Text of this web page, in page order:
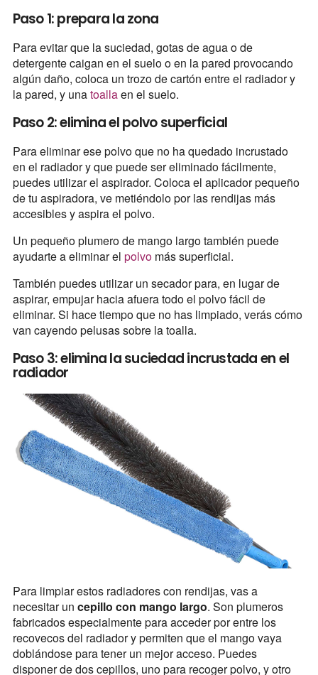
Paso 1: prepara la zona
Para evitar que la suciedad, gotas de agua o de
detergente caigan en el suelo o en la pared provocando
algún daño, coloca un trozo de cartón entre el radiador y
la pared, y unatoallaen el suelo.
Paso 2: elimina el polvo superficial
Para eliminar ese polvo que no ha quedado incrustado
en el radiador y que puede ser eliminado fácilmente,
puedes utilizar el aspirador. Coloca el aplicador pequeño
de tu aspiradora, ve metiéndolo por las rendijas más
accesibles y aspira el polvo.
Un pequeño plumero de mango largo también puede
ayudarte a eliminar el polvomás superficial.
También puedes utilizar un secador para, en lugar de
aspirar, empujar hacia afuera todo el polvo fácil de
eliminar. Si hace tiempo que no has limpiado, verás cómo
van cayendo pelusas sobre la toalla.
Paso 3: elimina la suciedad incrustada en el
radiador
Para limpiar estos radiadores con rendijas, vas a
necesitar un cepillo con mango largo. Son plumeros
fabricados especialmente para acceder por entre los
recovecos del radiador y permiten que el mango vaya
doblándose para tener un mejor acceso. Puedes
disponer de dos cepillos, uno para recoger polvo, y otro